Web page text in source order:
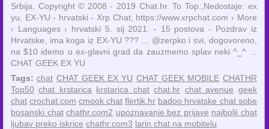
Srbija. Copyright © 2008 - 2019 Chat.hr. To Top.,Nedostaje: ex
‎yu, EX-YU - hrvatski - Xrp Chat, https://www.xrpchat.com › More
› Languages › hrvatski 5. sij 2021. - 15 postova - Pozdrav iz
Hrvatske, ima koga iz EX-YU ??? ... @zerpko i svi, dogovoreno,
na $10 idemo u ex-glavni grad da zauzmemo splav neki ^_^ ...
CHAT GEEK EX YU
Tags: chat CHAT GEEK EX YU CHAT GEEK MOBILE CHATHR
Top50 chat krstarica krstarica chat chat.hr chat avenue geek
chat crochat.com cmook chat flertik.hr badoo hrvatske chat sobe
bosanski chat chathr.com2 upoznavanje bez prijave najbolji chat
ljubav preko iskrice chathr.com3 larin chat na mobitelu